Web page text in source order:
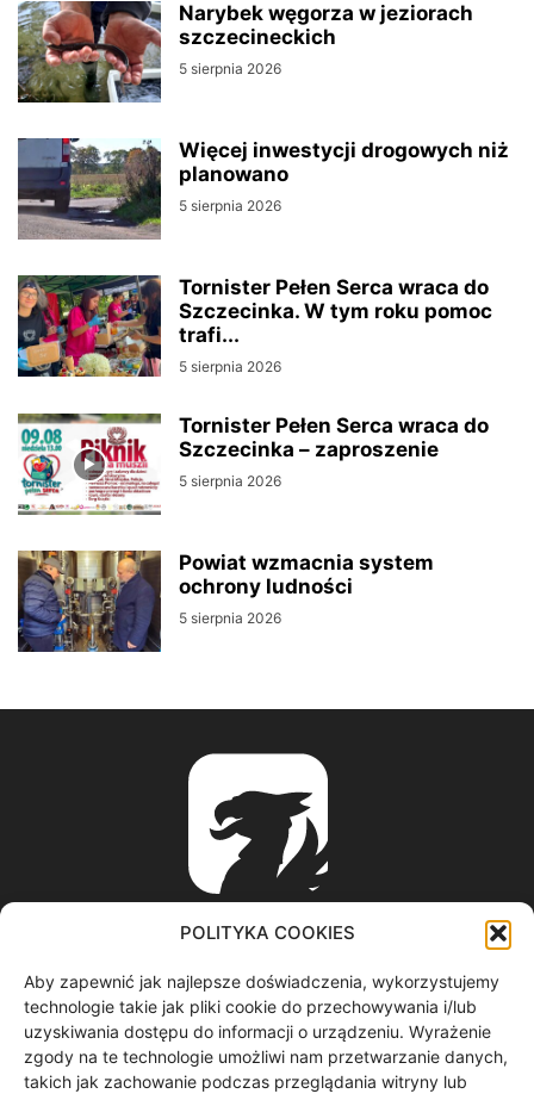
POLITYKA COOKIES
Aby zapewnić jak najlepsze doświadczenia, wykorzystujemy
technologie takie jak pliki cookie do przechowywania i/lub
uzyskiwania dostępu do informacji o urządzeniu. Wyrażenie
zgody na te technologie umożliwi nam przetwarzanie danych,
takich jak zachowanie podczas przeglądania witryny lub
Narybek węgorza w jeziorach
szczecineckich
5 sierpnia 2026
Więcej inwestycji drogowych niż
planowano
5 sierpnia 2026
Tornister Pełen Serca wraca do
Szczecinka. W tym roku pomoc
trafi...
5 sierpnia 2026
Tornister Pełen Serca wraca do
Szczecinka – zaproszenie
5 sierpnia 2026
Powiat wzmacnia system
ochrony ludności
5 sierpnia 2026
ABOUT US
informacje z regionu / nagrania filmowe / produkcja video /
spoty reklamowe / materiały graficzne